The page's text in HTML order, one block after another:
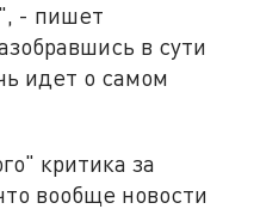
- пишет
в сути
идет о самом
критика за
вообще новости